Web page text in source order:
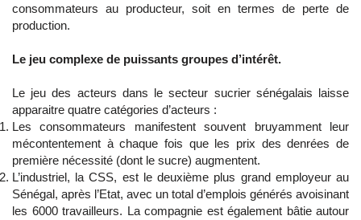
consommateurs au producteur, soit en termes de perte de
production.
Le jeu complexe de puissants groupes d’intérêt.
Le jeu des acteurs dans le secteur sucrier sénégalais laisse
apparaitre quatre catégories d’acteurs :
Les consommateurs manifestent souvent bruyamment leur
mécontentement à chaque fois que les prix des denrées de
première nécessité (dont le sucre) augmentent.
L’industriel, la CSS, est le deuxième plus grand employeur au
Sénégal, après l’Etat, avec un total d’emplois générés avoisinant
les 6000 travailleurs. La compagnie est également bâtie autour